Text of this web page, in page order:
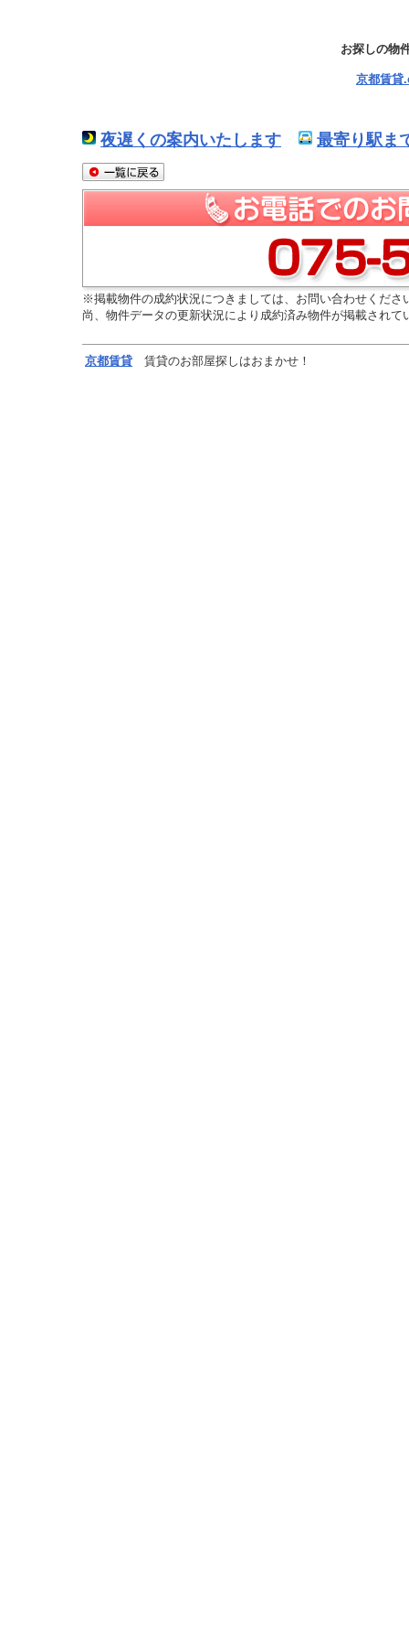
お探しの物
京都賃貸
夜遅くの案内いたします 最寄り駅ま
※掲載物件の成約状況につきましては、お問い合わせくださ
尚、物件データの更新状況により成約済み物件が掲載され
京都賃貸 賃貸のお部屋探しはおまかせ！